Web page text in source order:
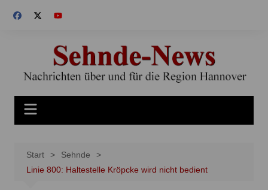
Inhalt
Start
Sehnde
Linie 800: Haltestelle Kröpcke wird nicht bedient